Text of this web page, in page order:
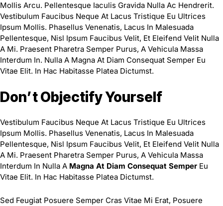
Mollis Arcu. Pellentesque Iaculis Gravida Nulla Ac Hendrerit.
Vestibulum Faucibus Neque At Lacus Tristique Eu Ultrices
Ipsum Mollis. Phasellus Venenatis, Lacus In Malesuada
Pellentesque, Nisl Ipsum Faucibus Velit, Et Eleifend Velit Nulla
A Mi. Praesent Pharetra Semper Purus, A Vehicula Massa
Interdum In. Nulla A Magna At Diam Consequat Semper Eu
Vitae Elit. In Hac Habitasse Platea Dictumst.
Don’t Objectify Yourself
Vestibulum Faucibus Neque At Lacus Tristique Eu Ultrices
Ipsum Mollis. Phasellus Venenatis, Lacus In Malesuada
Pellentesque, Nisl Ipsum Faucibus Velit, Et Eleifend Velit Nulla
A Mi. Praesent Pharetra Semper Purus, A Vehicula Massa
Interdum In Nulla A Magna At Diam Consequat Semper Eu
Vitae Elit. In Hac Habitasse Platea Dictumst.
Sed Feugiat Posuere Semper Cras Vitae Mi Erat, Posuere